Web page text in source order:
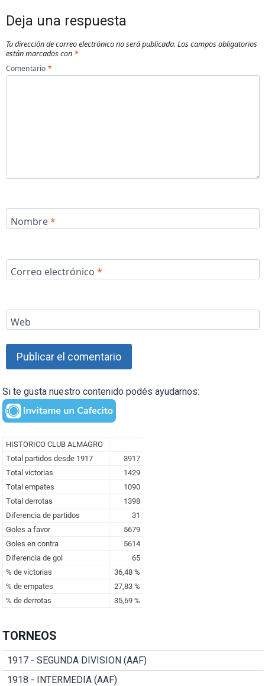
Deja una respuesta
Tu dirección de correo electrónico no será publicada. Los campos obligatorios
están marcados con *
Comentario *
Nombre*
Correo electrónico *
Web
Si te gusta nuestro contenido podés ayudarnos:
TORNEOS
1917 - SEGUNDA DIVISION (AAF)
1918 - INTERMEDIA (AAF)